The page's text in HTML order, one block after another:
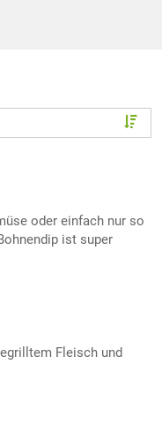
oder einfach nur so
ist super
Fleisch und